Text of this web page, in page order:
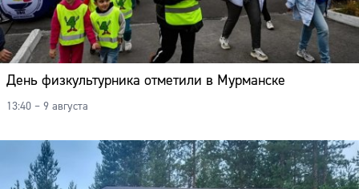
День физкультурника отметили в Мурманске
13:40 – 9 августа